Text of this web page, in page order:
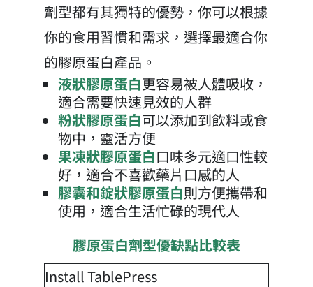
劑型都有其獨特的優勢，你可以根據
你的食用習慣和需求，選擇最適合你
的膠原蛋白產品。
液狀膠原蛋白更容易被人體吸收，
適合需要快速見效的人群
粉狀膠原蛋白可以添加到飲料或食
物中，靈活方便
果凍狀膠原蛋白口味多元適口性較
好，適合不喜歡藥片口感的人
膠囊和錠狀膠原蛋白則方便攜帶和
使用，適合生活忙碌的現代人
膠原蛋白劑型優缺點比較表
Install TablePress